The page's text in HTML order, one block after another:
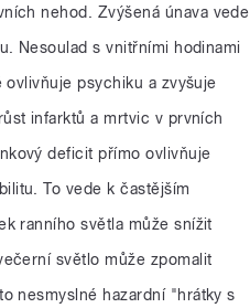
nehod. Zvýšená únava vede
Nesoulad s vnitřními hodinami
psychiku a zvyšuje
infarktů a mrtvic v prvních
deficit přímo ovlivňuje
To vede k častějším
ranního světla může snížit
světlo může zpomalit
nesmyslné hazardní "hrátky s